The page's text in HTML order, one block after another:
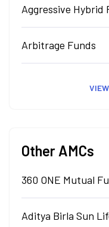
Aggressive Hybrid
Arbitrage Funds
Other AMCs
360 ONE Mutual
Aditya Birla Sun